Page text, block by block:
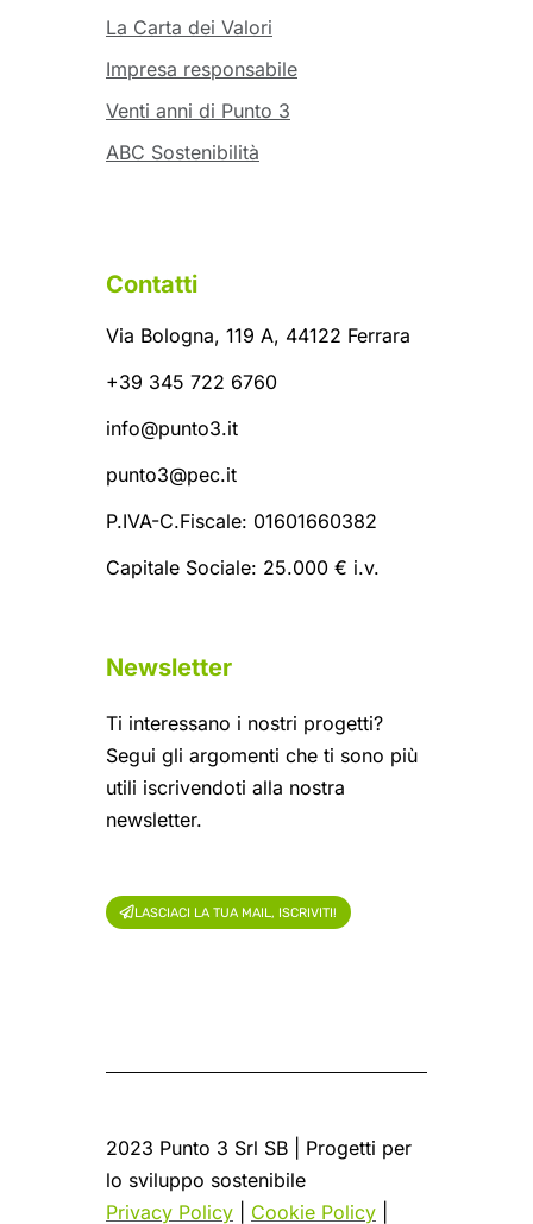
La Carta dei Valori
Impresa responsabile
Venti anni di Punto 3
ABC Sostenibilità
Contatti
Via Bologna, 119 A, 44122 Ferrara
+39 345 722 6760
info@punto3.it
punto3@pec.it
P.IVA-C.Fiscale: 01601660382
Capitale Sociale: 25.000 € i.v.
Newsletter
Ti interessano i nostri progetti?
Segui gli argomenti che ti sono più
utili iscrivendoti alla nostra
newsletter.
LASCIACI LA TUA MAIL, ISCRIVITI!
2023 Punto 3 Srl SB | Progetti per
lo sviluppo sostenibile
Privacy Policy
Cookie Policy